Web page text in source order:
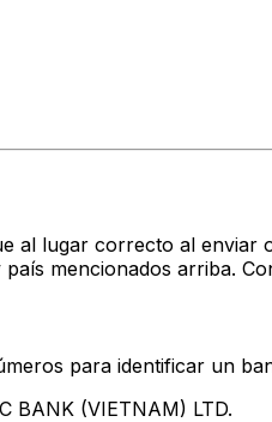
al lugar correcto al
mencionados arriba.
para identificar un
BANK (VIETNAM) LTD.